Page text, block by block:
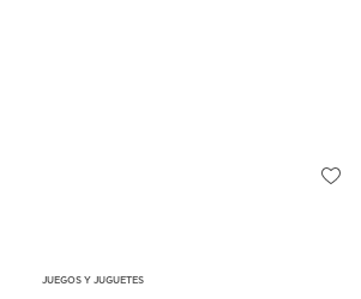
JUEGOS Y JUGUETES